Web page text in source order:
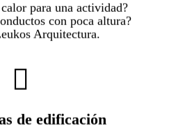
para una actividad?
con poca altura?
Arquitectura.
un proyecto integral que
el confort.
de edificación
cómo podemos
de tu proyecto.